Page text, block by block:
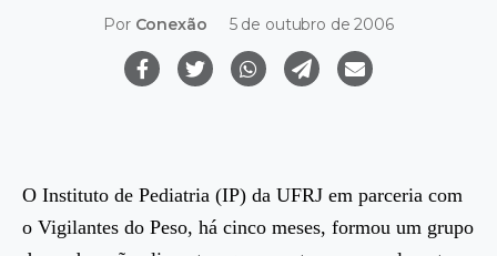
Por Conexão 5 de outubro de 2006
O Instituto de Pediatria (IP) da UFRJ em parceria com
o Vigilantes do Peso, há cinco meses, formou um grupo